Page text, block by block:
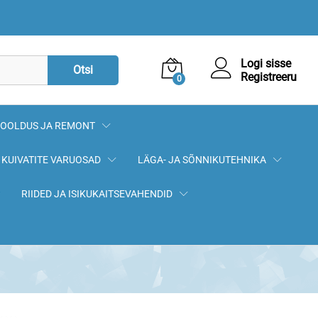
Otsi
0
Logi sisse
Registreeru
JA REMONT
KUIVATITE VARUOSAD LÄGA- JA SÕNNIKUTEHNIKA
RIIDED JA ISIKUKAITSEVAHENDID